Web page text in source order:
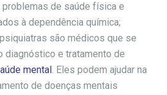
de saúde física e
à dependência química;
são médicos que se
diagnóstico e tratamento de
mental . Eles podem ajudar na
de doenças mentais